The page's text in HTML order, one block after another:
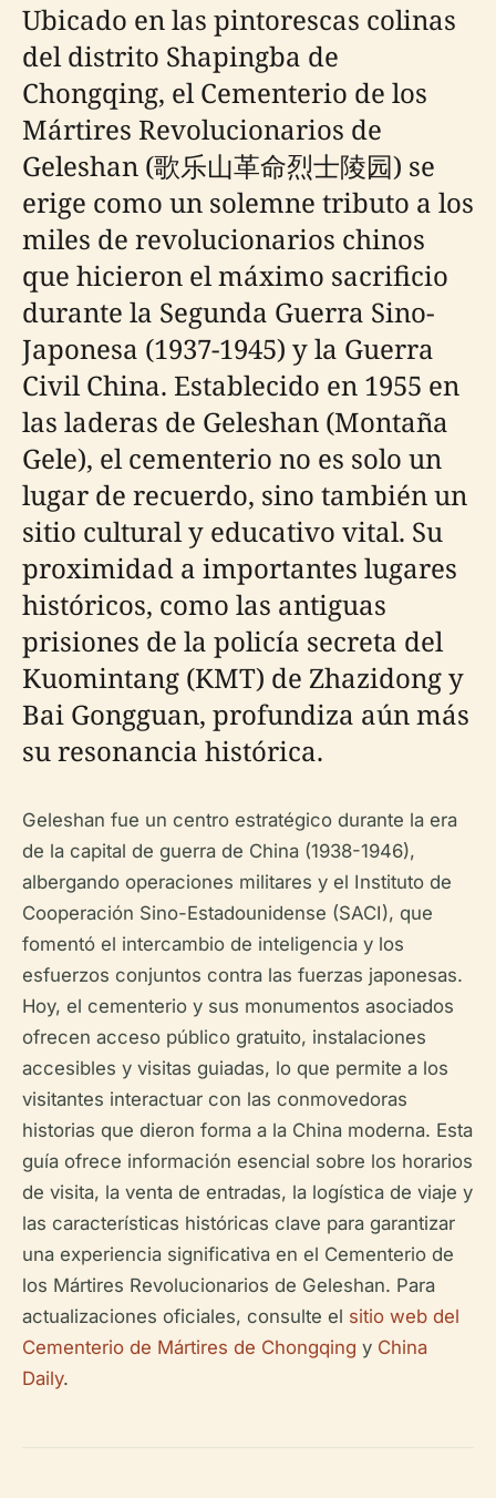
Ubicado en las pintorescas colinas
del distrito Shapingba de
Chongqing, el Cementerio de los
Mártires Revolucionarios de
Geleshan (歌乐山革命烈士陵园) se
erige como un solemne tributo a los
miles de revolucionarios chinos
que hicieron el máximo sacrificio
durante la Segunda Guerra Sino-
Japonesa (1937-1945) y la Guerra
Civil China. Establecido en 1955 en
las laderas de Geleshan (Montaña
Gele), el cementerio no es solo un
lugar de recuerdo, sino también un
sitio cultural y educativo vital. Su
proximidad a importantes lugares
históricos, como las antiguas
prisiones de la policía secreta del
Kuomintang (KMT) de Zhazidong y
Bai Gongguan, profundiza aún más
su resonancia histórica.
Geleshan fue un centro estratégico durante la era
de la capital de guerra de China (1938-1946),
albergando operaciones militares y el Instituto de
Cooperación Sino-Estadounidense (SACI), que
fomentó el intercambio de inteligencia y los
esfuerzos conjuntos contra las fuerzas japonesas.
Hoy, el cementerio y sus monumentos asociados
ofrecen acceso público gratuito, instalaciones
accesibles y visitas guiadas, lo que permite a los
visitantes interactuar con las conmovedoras
historias que dieron forma a la China moderna. Esta
guía ofrece información esencial sobre los horarios
de visita, la venta de entradas, la logística de viaje y
las características históricas clave para garantizar
una experiencia significativa en el Cementerio de
los Mártires Revolucionarios de Geleshan. Para
actualizaciones oficiales, consulte el sitio web del
Cementerio de Mártires de Chongqing y China
Daily.